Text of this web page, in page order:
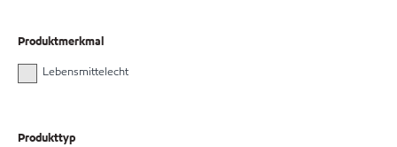
Produktmerkmal
Lebensmittelecht
Produkttyp